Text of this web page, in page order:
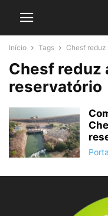
Início Tags Chesf
Chesf reduz
reservatório